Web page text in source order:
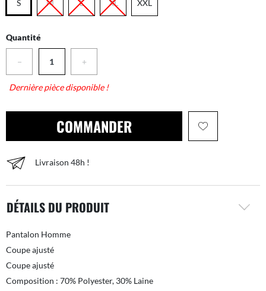
S M L XL XXL
Quantité
− +
Dernière pièce disponible !
COMMANDER
Livraison 48h !
DÉTAILS DU PRODUIT
Pantalon Homme
Coupe ajusté
Coupe ajusté
Composition : 70% Polyester, 30% Laine